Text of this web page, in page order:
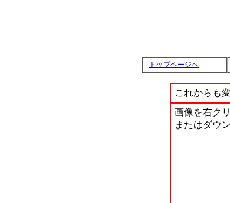
トップページへ
これからも
画像を右ク
またはダウ